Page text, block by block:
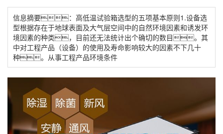
信息摘要：高低温试验箱选型的五项基本原则1.设备选
型根据存在于地球表面及大气层空间中的自然环境因素和诱发环
境因素的种类，目前还无法统计出个确切的数目。其
中对工程产品（设备）的使用及寿命影响较大的因素不下几十
种。从事工程产品环境条件